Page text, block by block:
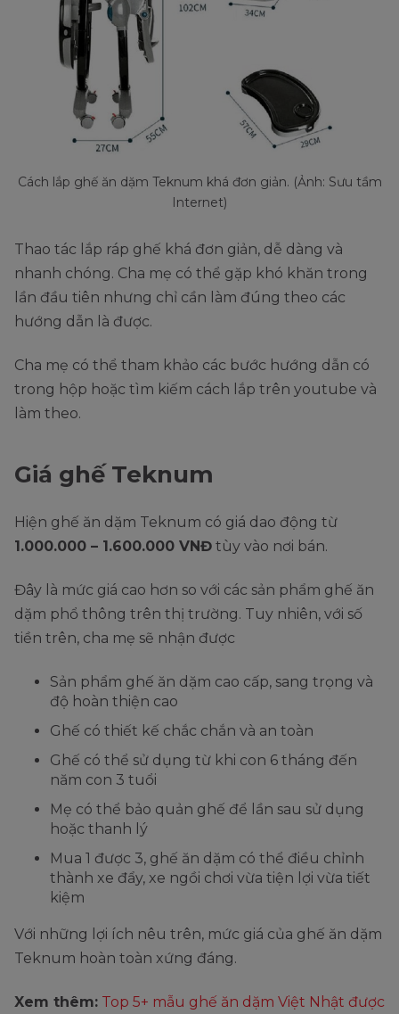
Cách lắp ghế ăn dặm Teknum khá đơn giản. (Ảnh: Sưu tầm
Internet)
Thao tác lắp ráp ghế khá đơn giản, dễ dàng và
nhanh chóng. Cha mẹ có thể gặp khó khăn trong
lần đầu tiên nhưng chỉ cần làm đúng theo các
hướng dẫn là được.
Cha mẹ có thể tham khảo các bước hướng dẫn có
trong hộp hoặc tìm kiếm cách lắp trên youtube và
làm theo.
Giá ghế Teknum
Hiện ghế ăn dặm Teknum có giá dao động từ
1.000.000 – 1.600.000 VNĐ tùy vào nơi bán.
Đây là mức giá cao hơn so với các sản phẩm ghế ăn
dặm phổ thông trên thị trường. Tuy nhiên, với số
tiền trên, cha mẹ sẽ nhận được
Sản phẩm ghế ăn dặm cao cấp, sang trọng và
độ hoàn thiện cao
Ghế có thiết kế chắc chắn và an toàn
Ghế có thể sử dụng từ khi con 6 tháng đến
năm con 3 tuổi
Mẹ có thể bảo quản ghế để lần sau sử dụng
hoặc thanh lý
Mua 1 được 3, ghế ăn dặm có thể điều chỉnh
thành xe đẩy, xe ngồi chơi vừa tiện lợi vừa tiết
kiệm
Với những lợi ích nêu trên, mức giá của ghế ăn dặm
Teknum hoàn toàn xứng đáng.
Xem thêm: Top 5+ mẫu ghế ăn dặm Việt Nhật được